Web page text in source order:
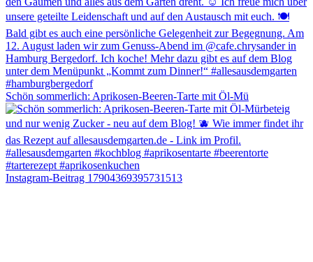
Schön sommerlich: Aprikosen-Beeren-Tarte mit Öl-Mü
Instagram-Beitrag 17904369395731513